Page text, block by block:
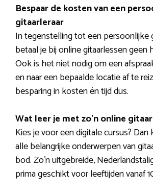
Bespaar de kosten van een
gitaarleraar
In tegenstelling tot een persoonlijke
betaal je bij online gitaarlessen geen
Ook is het niet nodig om een
en naar een bepaalde locatie af te
besparing in kosten én tijd dus.
Wat leer je met zo’n online
Kies je voor een digitale cursus?
alle belangrijke onderwerpen van
bod. Zo’n uitgebreide,
prima geschikt voor leeftijden vanaf